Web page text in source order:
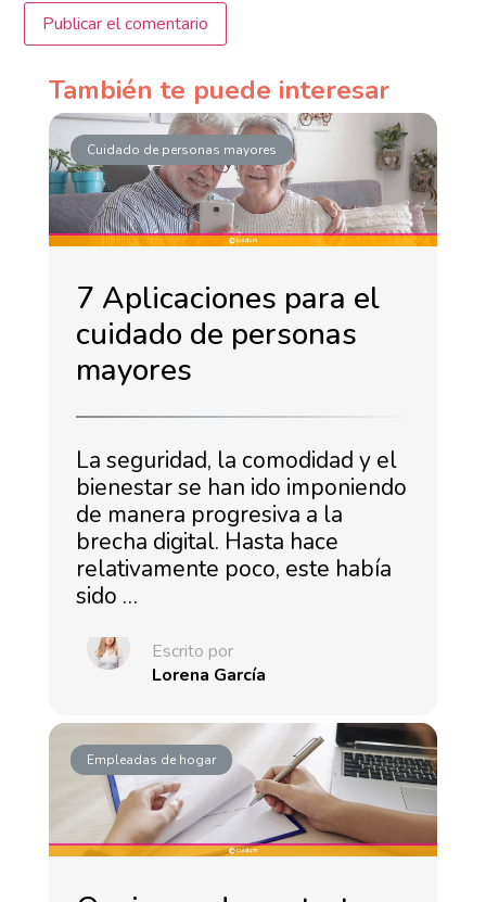
También te puede interesar
Cuidado de personas mayores
7 Aplicaciones para el
cuidado de personas
mayores
La seguridad, la comodidad y el
bienestar se han ido imponiendo
de manera progresiva a la
brecha digital. Hasta hace
relativamente poco, este había
sido …
Escrito por
Lorena García
Empleadas de hogar